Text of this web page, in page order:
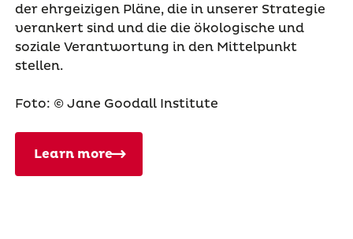
der ehrgeizigen Pläne, die in unserer Strategie
verankert sind und die die ökologische und
soziale Verantwortung in den Mittelpunkt
stellen.
Foto: © Jane Goodall Institute
Learn more